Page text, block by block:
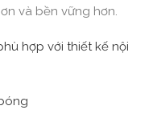
và bền vững hơn.
hợp với thiết kế nội